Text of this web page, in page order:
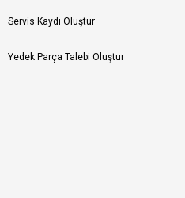
Servis Kaydı Oluştur
Yedek Parça Talebi Oluştur